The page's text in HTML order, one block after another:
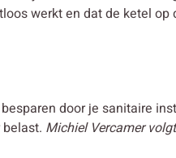
werkt en dat de ketel
door je sanitaire
Michiel Vercamer